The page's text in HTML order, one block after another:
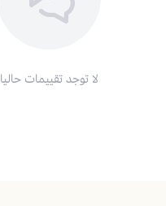
لا توجد تقييمات حاليا